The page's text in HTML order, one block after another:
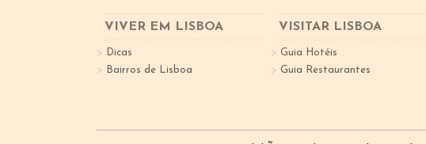
VIVER EM LISBOA
Dicas
Bairros de Lisboa
VISITAR LISBOA
Guia Hotéis
Guia Restaurantes